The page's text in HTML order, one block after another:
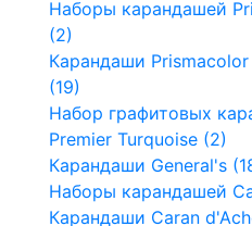
Наборы карандашей
(2)
Карандаши
(19)
Набор графитовых
Premier Turquoise (2)
Карандаши General's
Наборы карандашей
Карандаши Caran